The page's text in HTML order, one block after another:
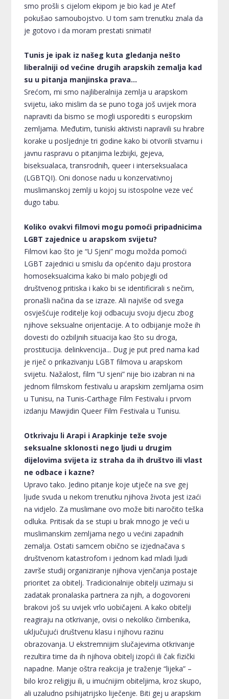
smo prošli s cijelom ekipom je bio kad je Atef
pokušao samoubojstvo. U tom sam trenutku znala da
je gotovo i da moram prestati snimati!
Tunis je ipak iz našeg kuta gledanja nešto
liberalniji od većine drugih arapskih zemalja kad
su u pitanja manjinska prava...
Srećom, mi smo najliberalnija zemlja u arapskom
svijetu, iako mislim da se puno toga još uvijek mora
napraviti da bismo se mogli usporediti s europskim
zemljama. Međutim, tuniski aktivisti napravili su hrabre
korake u posljednje tri godine kako bi otvorili stvarnu i
javnu raspravu o pitanjima lezbijki, gejeva,
biseksualaca, transrodnih, queer i interseksualaca
(LGBTQI). Oni donose nadu u konzervativnoj
muslimanskoj zemlji u kojoj su istospolne veze već
dugo tabu.
Koliko ovakvi filmovi mogu pomoći pripadnicima
LGBT zajednice u arapskom svijetu?
Filmovi kao što je “U Sjeni” mogu možda pomoći
LGBT zajednici u smislu da općenito daju prostora
homoseksualcima kako bi malo pobjegli od
društvenog pritiska i kako bi se identificirali s nečim,
pronašli načina da se izraze. Ali najviše od svega
osvješćuje roditelje koji odbacuju svoju djecu zbog
njihove seksualne orijentacije. A to odbijanje može ih
dovesti do ozbiljnih situacija kao što su droga,
prostitucija. delinkvencija... Dug je put pred nama kad
je riječ o prikazivanju LGBT filmova u arapskom
svijetu. Nažalost, film “U sjeni” nije bio izabran ni na
jednom filmskom festivalu u arapskim zemljama osim
u Tunisu, na Tunis-Carthage Film Festivalu i prvom
izdanju Mawjidin Queer Film Festivala u Tunisu.
Otkrivaju li Arapi i Arapkinje teže svoje
seksualne sklonosti nego ljudi u drugim
dijelovima svijeta iz straha da ih društvo ili vlast
ne odbace i kazne?
Upravo tako. Jedino pitanje koje utječe na sve gej
ljude svuda u nekom trenutku njihova života jest izaći
na vidjelo. Za muslimane ovo može biti naročito teška
odluka. Pritisak da se stupi u brak mnogo je veći u
muslimanskim zemljama nego u većini zapadnih
zemalja. Ostati samcem obično se izjednačava s
društvenom katastrofom i jednom kad mladi ljudi
završe studij organiziranje njihova vjenčanja postaje
prioritet za obitelj. Tradicionalnije obitelji uzimaju si
zadatak pronalaska partnera za njih, a dogovoreni
brakovi još su uvijek vrlo uobičajeni. A kako obitelji
reagiraju na otkrivanje, ovisi o nekoliko čimbenika,
uključujući društvenu klasu i njihovu razinu
obrazovanja. U ekstremnijim slučajevima otkrivanje
rezultira time da ih njihova obitelj izopći ili čak fizički
napadne. Manje oštra reakcija je traženje “lijeka” –
bilo kroz religiju ili, u imućnijim obiteljima, kroz skupo,
ali uzaludno psihijatrijsko liječenje. Biti gej u arapskim